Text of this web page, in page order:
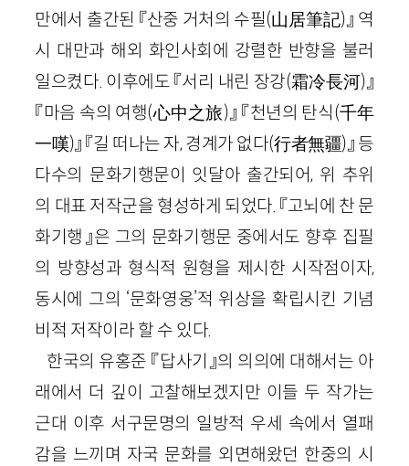
만에서 출간된 『산중 거처의 수필(山居筆記)』 역
시 대만과 해외 화인사회에 강렬한 반향을 불러
일으켰다. 이후에도 『서리 내린 장강(霜冷長河)』
『마음 속의 여행(心中之旅)』 『천년의 탄식(千年
一嘆)』 『길 떠나는 자, 경계가 없다(行者無疆)』 등
다수의 문화기행문이 잇달아 출간되어, 위 추위
의 대표 저작군을 형성하게 되었다. 『고뇌에 찬 문
화기행』은 그의 문화기행문 중에서도 향후 집필
의 방향성과 형식적 원형을 제시한 시작점이자,
동시에 그의 ‘문화영웅’적 위상을 확립시킨 기념
비적 저작이라 할 수 있다.
한국의 유홍준 『답사기』의 의의에 대해서는 아
래에서 더 깊이 고찰해보겠지만 이들 두 작가는
근대 이후 서구문명의 일방적 우세 속에서 열패
감을 느끼며 자국 문화를 외면해왔던 한중의 시